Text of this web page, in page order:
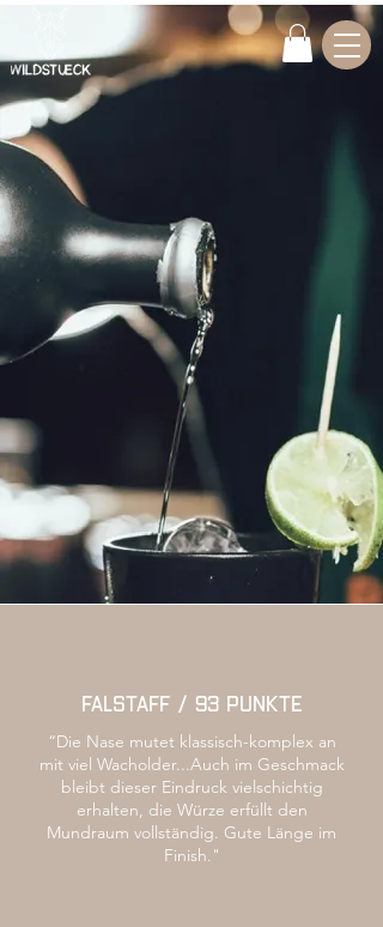
FALSTAFF / 93 Punkte
“Die Nase mutet klassisch-komplex an
mit viel Wacholder...Auch im Geschmack
bleibt dieser Eindruck vielschichtig
erhalten, die Würze erfüllt den
Mundraum vollständig. Gute Länge im
Finish."